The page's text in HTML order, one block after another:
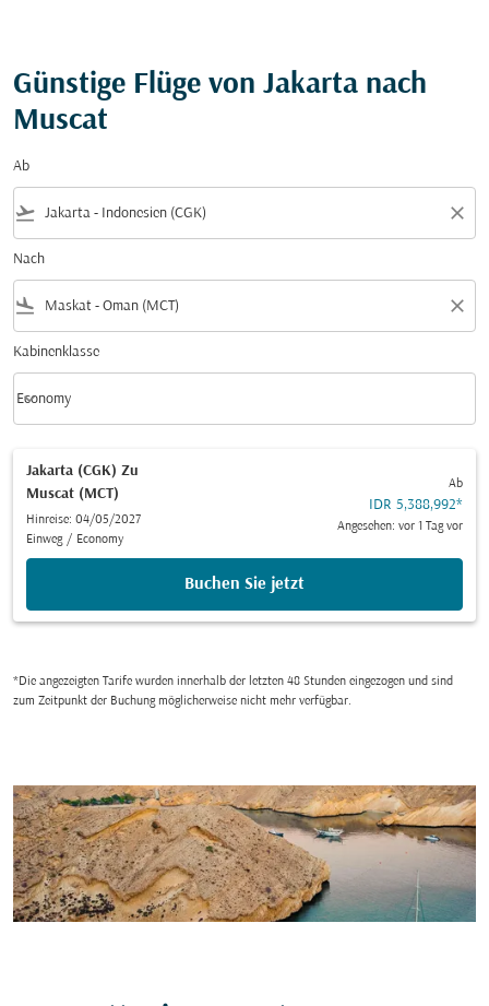
Günstige Flüge von Jakarta nach
Muscat
Ab
flight_takeoff close
Nach
flight_land close
Kabinenklasse
Kabinenklasse option Economy Selected
Economy
keyboard_arrow_down
Jakarta (CGK) Zu
Muscat (MCT)
Hinreise: 04/05/2027
Einweg / Economy
Ab
IDR 5,388,992*
Angesehen: vor 1 Tag vor
Buchen Sie jetzt
*Die angezeigten Tarife wurden innerhalb der letzten 48 Stunden eingezogen und sind
zum Zeitpunkt der Buchung möglicherweise nicht mehr verfügbar.